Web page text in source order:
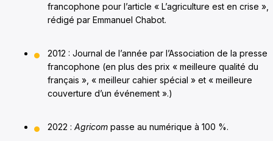
francophone pour l’article « L’agriculture est en crise »,
rédigé par Emmanuel Chabot.
2012 : Journal de l’année par l’Association de la presse
francophone (en plus des prix « meilleure qualité du
français », « meilleur cahier spécial » et « meilleure
couverture d’un événement ».)
2022 : Agricom passe au numérique à 100 %.